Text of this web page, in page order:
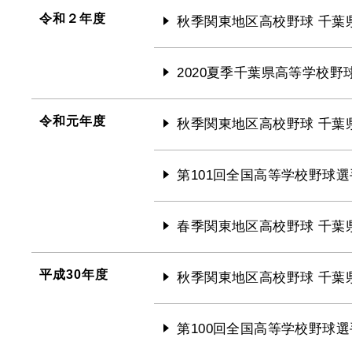
令和２年度 秋季関東地区高校野球 千葉
2020夏季千葉県高等学校野
令和元年度 秋季関東地区高校野球 千葉
第101回全国高等学校野球
春季関東地区高校野球 千葉
平成30年度 秋季関東地区高校野球 千葉
第100回全国高等学校野球